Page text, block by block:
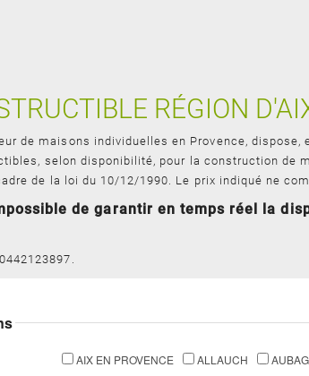
RÉGION
de maisons individuelles en Provence,
selon disponibilité, pour la construction de
de la loi du 10/12/1990. Le prix indiqué ne
de garantir en temps réel la
AIX EN PROVENCE ALLAUCH